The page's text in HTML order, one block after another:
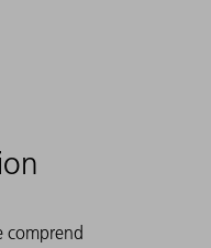
comprend